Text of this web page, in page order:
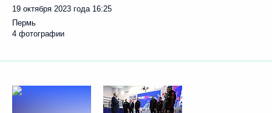
19 октября 2023 года 16:25
Пермь
4 фотографии